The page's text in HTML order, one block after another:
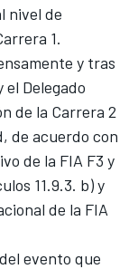
nivel de
1.
y tras
Delegado
de la Carrera 2
de acuerdo con
de la FIA F3 y
11.9.3. b) y
de la FIA
evento que